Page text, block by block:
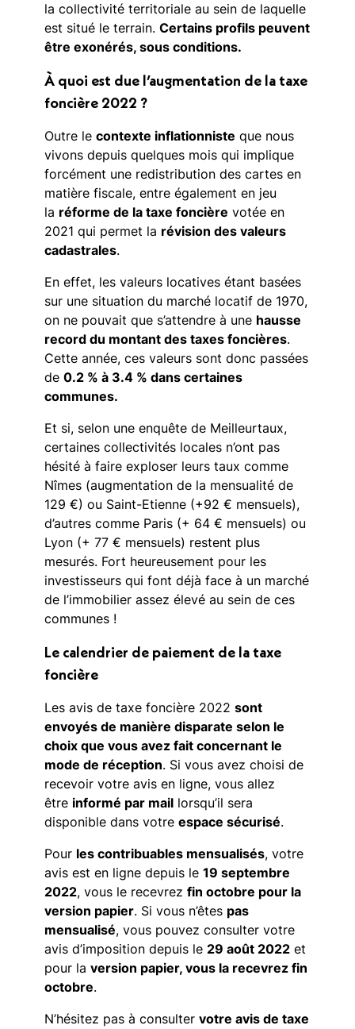
la collectivité territoriale au sein de laquelle
est situé le terrain. Certains profils peuvent
être exonérés, sous conditions.
À quoi est due l’augmentation de la taxe
foncière 2022 ?
Outre le contexte inflationniste que nous
vivons depuis quelques mois qui implique
forcément une redistribution des cartes en
matière fiscale, entre également en jeu
la réforme de la taxe foncière votée en
2021 qui permet la révision des valeurs
cadastrales.
En effet, les valeurs locatives étant basées
sur une situation du marché locatif de 1970,
on ne pouvait que s’attendre à une hausse
record du montant des taxes foncières.
Cette année, ces valeurs sont donc passées
de 0.2 % à 3.4 % dans certaines
communes.
Et si, selon une enquête de Meilleurtaux,
certaines collectivités locales n’ont pas
hésité à faire exploser leurs taux comme
Nîmes (augmentation de la mensualité de
129 €) ou Saint-Etienne (+92 € mensuels),
d’autres comme Paris (+ 64 € mensuels) ou
Lyon (+ 77 € mensuels) restent plus
mesurés. Fort heureusement pour les
investisseurs qui font déjà face à un marché
de l’immobilier assez élevé au sein de ces
communes !
Le calendrier de paiement de la taxe
foncière
Les avis de taxe foncière 2022 sont
envoyés de manière disparate selon le
choix que vous avez fait concernant le
mode de réception. Si vous avez choisi de
recevoir votre avis en ligne, vous allez
être informé par mail lorsqu’il sera
disponible dans votre espace sécurisé.
Pour les contribuables mensualisés, votre
avis est en ligne depuis le 19 septembre
2022, vous le recevrez fin octobre pour la
version papier. Si vous n’êtes pas
mensualisé, vous pouvez consulter votre
avis d’imposition depuis le 29 août 2022 et
pour la version papier, vous la recevrez fin
octobre.
N’hésitez pas à consulter votre avis de taxe